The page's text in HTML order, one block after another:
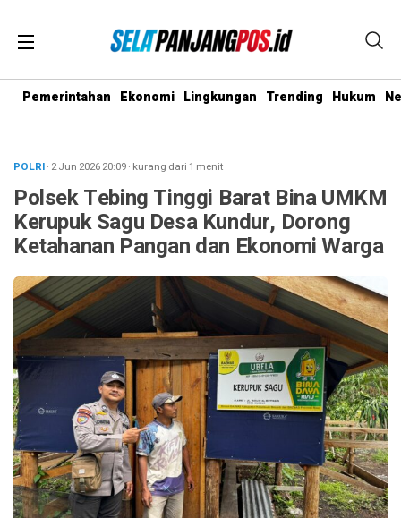
Pemerintahan Ekonomi Lingkungan Trending Hukum
POLRI· 2 Jun 202620:09· kurang dari 1 menit
Polsek Tebing Tinggi Barat Bina UMKM
Kerupuk Sagu Desa Kundur, Dorong
Ketahanan Pangan dan Ekonomi Warga